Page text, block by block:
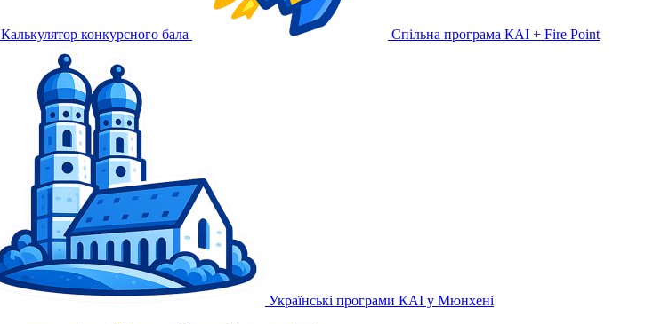
Калькулятор конкурсного бала Спільна програма КАІ + Fire Point
Українські програми КАІ у Мюнхені